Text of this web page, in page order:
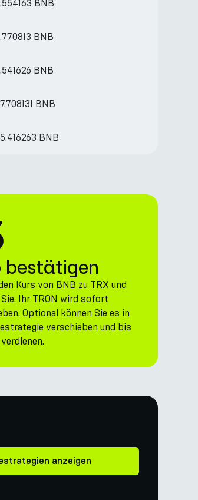
BNB
BNB
BNB
BNB
BNB
bestätigen
Kurs von BNB zu TRX und
Ihr TRON wird sofort
Optional können Sie es in
verschieben und bis
anzeigen